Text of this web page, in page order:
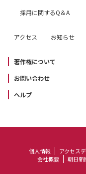
採用に関するQ＆A
アクセス お知らせ
著作権について
お問い合わせ
ヘルプ
個人情報 アクセス
会社概要
朝日新